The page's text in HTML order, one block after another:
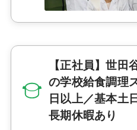
【正社員】世田
の学校給食調理
日以上／基本土
長期休暇あり